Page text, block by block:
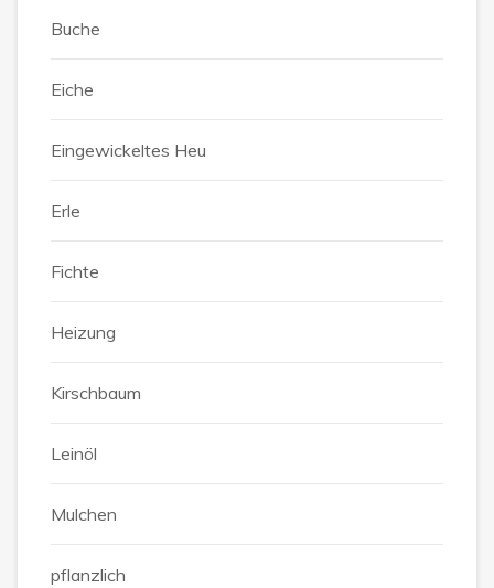
Buche
Eiche
Eingewickeltes Heu
Erle
Fichte
Heizung
Kirschbaum
Leinöl
Mulchen
pflanzlich